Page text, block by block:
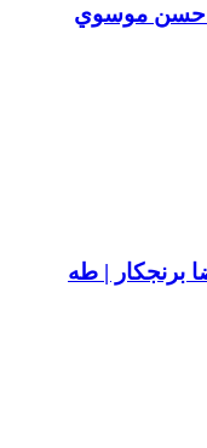
حسن موسوي
برنجکار | طه